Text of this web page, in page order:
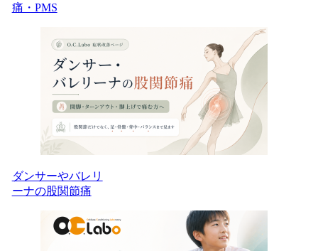
痛・PMS
ダンサーやバレリ
ーナの股関節痛